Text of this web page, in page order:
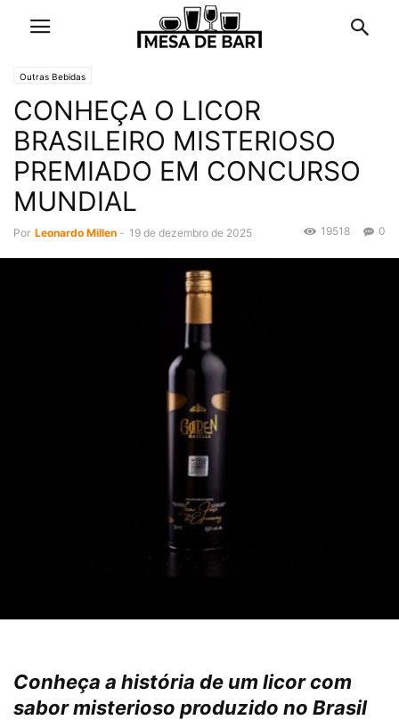
Outras Bebidas
CONHEÇA O LICOR
BRASILEIRO MISTERIOSO
PREMIADO EM CONCURSO
MUNDIAL
Por Leonardo Millen - 19 de dezembro de 2025 0
19518
Conheça a história de um licor com
sabor misterioso produzido no Brasil